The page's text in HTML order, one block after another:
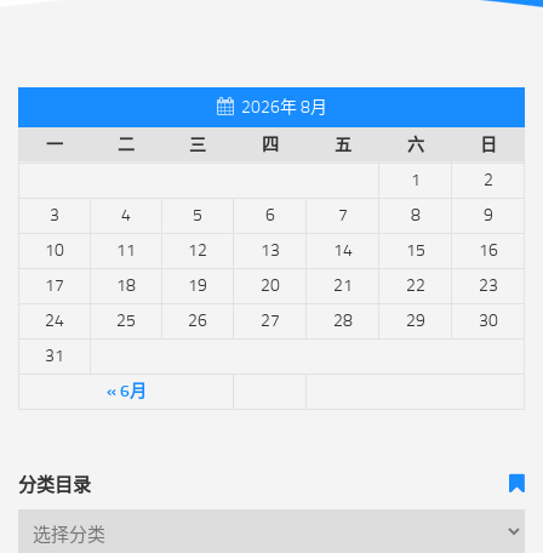
2026年 8月
一
二 三 四 五 六 日
« 6月
1
2
3
4 5 6 7 8
9
10
11 12 13 14 15
16
17
18 19 20 21 22
23
24
25 26 27 28 29
30
31
分类目录